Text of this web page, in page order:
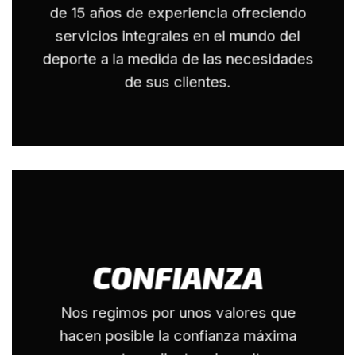
de 15 años de experiencia ofreciendo
servicios integrales en el mundo del
deporte a la medida de las necesidades
de sus clientes.
CONFIANZA
Nos regimos por unos valores que
hacen posible la confianza máxima